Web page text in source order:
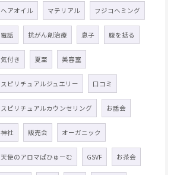
ヘアオイル マテリアル フジコヘミング
電話 抗がん剤治療 息子 腹を括る
気付き 夏至 美容室
スピリチュアルジュエリー 口コミ
スピリチュアルカウンセリング お話会
神社 販売会 オーガニック
天使のアロマぱひゅーむ GSVF お茶会